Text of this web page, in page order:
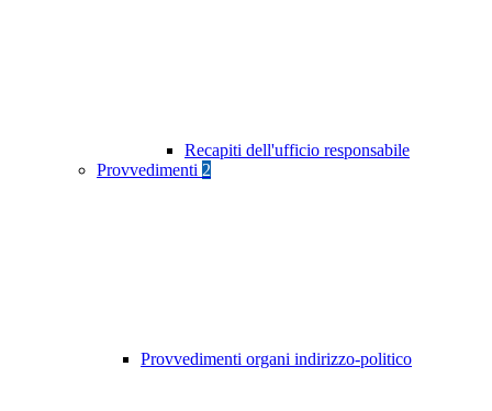
Recapiti dell'ufficio responsabile
Provvedimenti 2
Provvedimenti organi indirizzo-politico